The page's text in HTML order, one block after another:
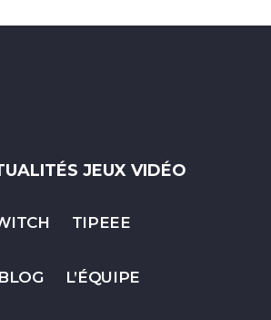
JEUX VIDÉO
TIPEEE
L’ÉQUIPE